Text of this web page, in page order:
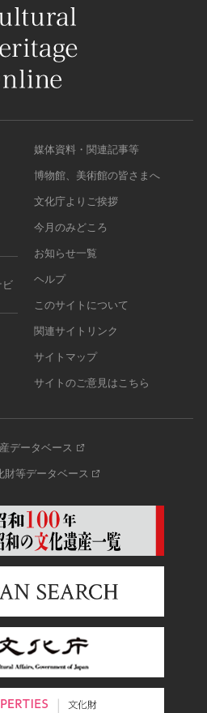
ビ
媒体資料・関連記事等
博物館、美術館の皆さまへ
文化庁よりご挨拶
今月のみどころ
お知らせ一覧
ヘルプ
このサイトについて
関連サイトリンク
サイトマップ
サイトのご意見はこちら
データベース
財等データベース